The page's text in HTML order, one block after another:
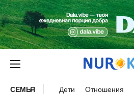
СЕМЬЯ Дети Отношения